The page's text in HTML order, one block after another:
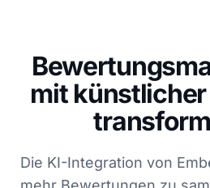
mit
Die KI-Integration von